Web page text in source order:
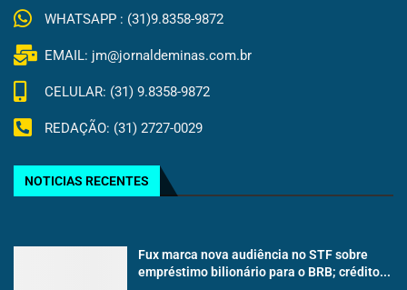
WHATSAPP : (31)9.8358-9872
EMAIL: jm@jornaldeminas.com.br
CELULAR: (31) 9.8358-9872
REDAÇÃO: (31) 2727-0029
NOTICIAS RECENTES
Fux marca nova audiência no STF sobre
empréstimo bilionário para o BRB; crédito...